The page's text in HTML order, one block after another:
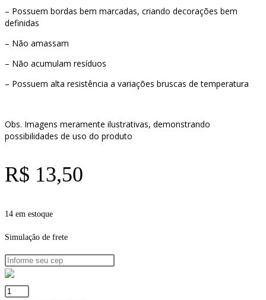
– Possuem bordas bem marcadas, criando decorações bem
definidas
– Não amassam
– Não acumulam resíduos
– Possuem alta resistência a variações bruscas de temperatura
Obs. Imagens meramente ilustrativas, demonstrando
possibilidades de uso do produto
R$ 13,50
14 em estoque
Simulação de frete
BICO